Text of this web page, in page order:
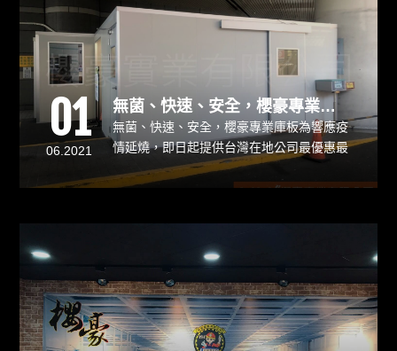
為您到場免費丈量客製化設計簡單又快速！
01
06.2021
無菌、快速、安全，櫻豪專業庫板為響應疫情延燒
無菌、快速、安全，櫻豪專業庫板為響應疫
情延燒，即日起提供台灣在地公司最優惠最
好的服務，幫助各大中小企業渡過本次疫
情，櫻豪專業庫板為了這次抗疫大作戰，特